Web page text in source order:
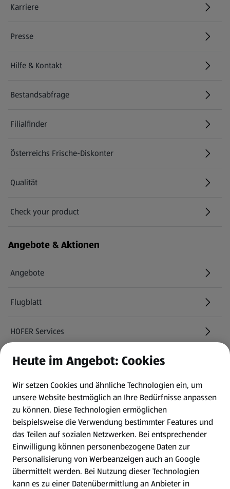
Karriere
(öffnet in einem neuen Tab)
Presse
Hilfe & Kontakt
(öffnet in einem neuen Tab)
Bestandsabfrage
(öffnet in einem neuen Tab)
Filialfinder
Österreichs Frische-Diskonter
Qualität
Check your product
(öffnet in einem neuen Tab)
Angebote & Aktionen
Angebote
Flugblatt
HOFER Services
Newsletter
WhatsApp
Gewinnspiele
Mein HOFER. Meine Einkäufe.
Meine Meinung. Mein HOFER.
Heute im Angebot: Cookies
Wir setzen Cookies und ähnliche Technologien ein, um
unsere Website bestmöglich an Ihre Bedürfnisse anpassen
zu können. Diese Technologien ermöglichen
beispielsweise die Verwendung bestimmter Features und
das Teilen auf sozialen Netzwerken. Bei entsprechender
Einwilligung können personenbezogene Daten zur
Personalisierung von Werbeanzeigen auch an Google
übermittelt werden. Bei Nutzung dieser Technologien
kann es zu einer Datenübermittlung an Anbieter in